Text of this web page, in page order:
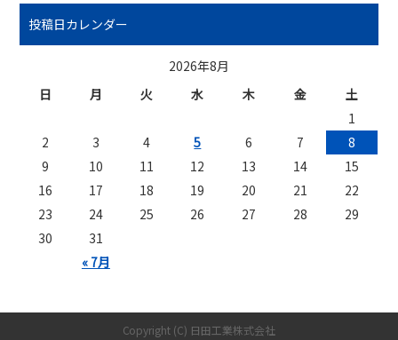
投稿日カレンダー
2026年8月
日
月 火 水 木 金 土
« 7月
1
2
3 4 5 6 7
8
9
10 11 12 13 14
15
16
17 18 19 20 21
22
23
24 25 26 27 28
29
30
31
Copyright (C) 日田工業株式会社